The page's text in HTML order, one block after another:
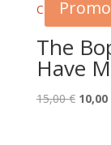
The
Have
15,00€ Le
10,00